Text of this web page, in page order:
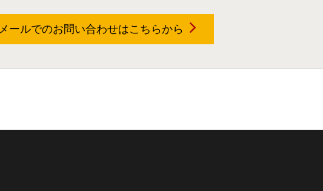
メールでのお問い合わせはこちらから